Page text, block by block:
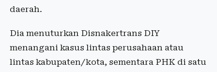
daerah.
Dia menuturkan Disnakertrans DIY
menangani kasus lintas perusahaan atau
lintas kabupaten/kota, sementara PHK di satu